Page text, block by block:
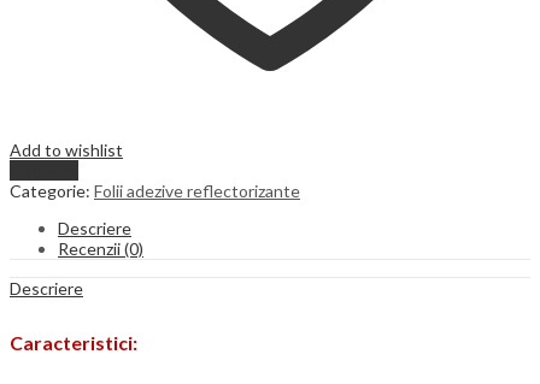
Add to wishlist
Categorie: Folii adezive reflectorizante
Descriere
Recenzii (0)
Descriere
Caracteristici: